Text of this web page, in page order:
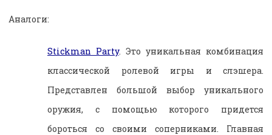
Аналоги:
Stickman Party. Это уникальная комбинация
классической ролевой игры и слэшера.
Представлен большой выбор уникального
оружия, с помощью которого придется
бороться со своими соперниками. Главная